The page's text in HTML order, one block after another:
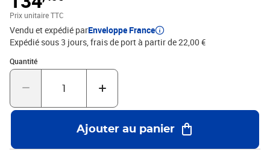
Prix unitaire TTC
Vendu et expédié parEnveloppe France
Expédié sous 3 jours, frais de port à partir de 22,00 €
Quantité
Quantité : 1
Ajouter au panier